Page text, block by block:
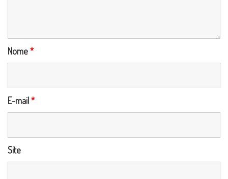
Nome*
E-mail*
Site